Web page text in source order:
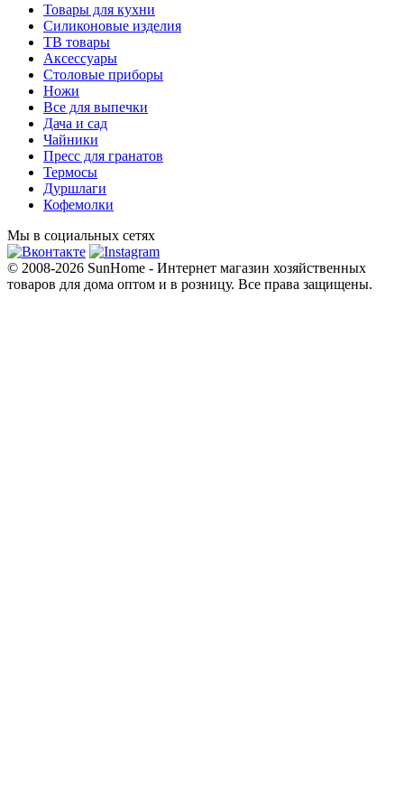
Товары для кухни
Силиконовые изделия
ТВ товары
Аксессуары
Столовые приборы
Ножи
Все для выпечки
Дача и сад
Чайники
Пресс для гранатов
Термосы
Дуршлаги
Кофемолки
Мы в социальных сетях
© 2008-2026 SunHome - Интернет магазин хозяйственных
товаров для дома оптом и в розницу. Все права защищены.